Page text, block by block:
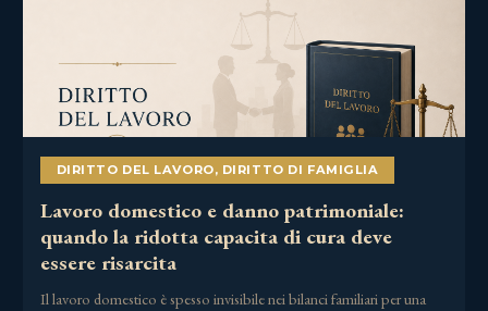
DIRITTO DEL LAVORO, DIRITTO DI FAMIGLIA
Lavoro domestico e danno patrimoniale:
quando la ridotta capacita di cura deve
essere risarcita
Il lavoro domestico è spesso invisibile nei bilanci familiari per una